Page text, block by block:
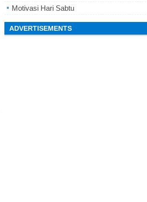
Motivasi Hari Sabtu
ADVERTISEMENTS